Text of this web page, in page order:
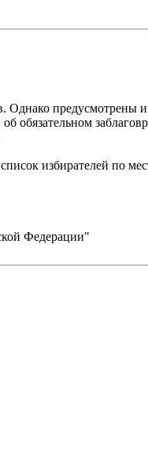
Однако предусмотрены
обязательном
избирателей по
Федерации"